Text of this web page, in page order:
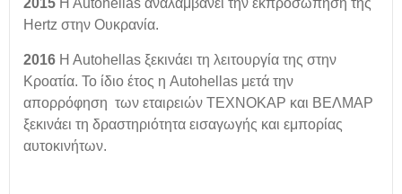
2015 Η Αutohellas αναλαμβάνει την εκπροσώπηση της
Hertz στην Ουκρανία.
2016 Η Αutohellas ξεκινάει τη λειτουργία της στην
Κροατία. To ίδιο έτος η Autohellas μετά την
απορρόφηση των εταιρειών TEΧΝΟΚΑΡ και BEΛΜΑΡ
ξεκινάει τη δραστηριότητα εισαγωγής και εμπορίας
αυτοκινήτων.